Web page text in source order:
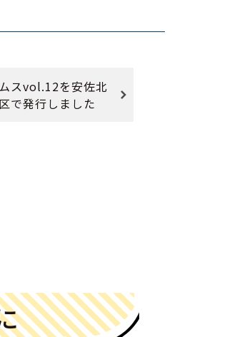
スvol.12を安佐北
で発行しました